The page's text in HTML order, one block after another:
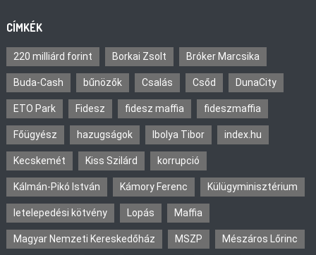
CÍMKÉK
220 milliárd forint Borkai Zsolt Bróker Marcsika
Buda-Cash bűnözők Csalás Csőd DunaCity
ETO Park Fidesz fidesz maffia fideszmaffia
Főügyész hazugságok Ibolya Tibor index.hu
Kecskemét Kiss Szilárd korrupció
Kálmán-Pikó István Kámory Ferenc Külügyminisztérium
letelepedési kötvény Lopás Maffia
Magyar Nemzeti Kereskedőház MSZP Mészáros Lőrinc